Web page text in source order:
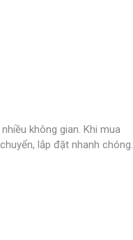
không gian. Khi mua
lắp đặt nhanh chóng.